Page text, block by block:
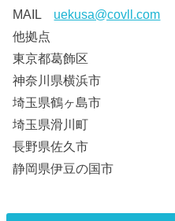
MAIL uekusa@covll.com
他拠点
東京都葛飾区
神奈川県横浜市
埼玉県鶴ヶ島市
埼玉県滑川町
長野県佐久市
静岡県伊豆の国市